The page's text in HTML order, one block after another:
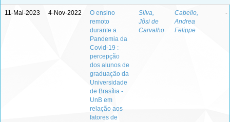
11-Mai-2023 4-Nov-2022
O ensino
remoto
durante a
Pandemia da
Covid-19 :
percepção
dos alunos de
graduação da
Universidade
de Brasília -
UnB em
relação aos
fatores de
Silva,
Jôsi de
Carvalho
Cabello,
Andrea
Felippe
-